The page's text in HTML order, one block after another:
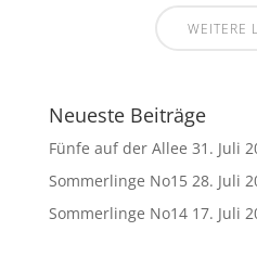
WEITERE
Neueste Beiträge
Fünfe auf der Allee 31. Juli
Sommerlinge No15 28. Juli
Sommerlinge No14 17. Juli